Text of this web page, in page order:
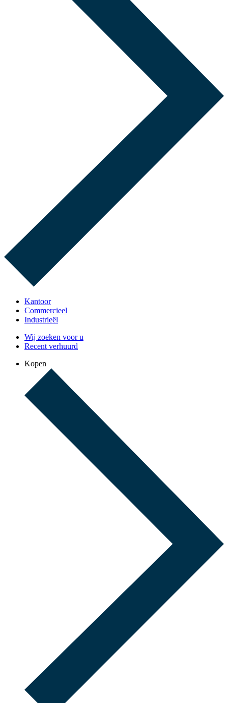
Kantoor
Commercieel
Industrieël
Wij zoeken voor u
Recent verhuurd
Kopen